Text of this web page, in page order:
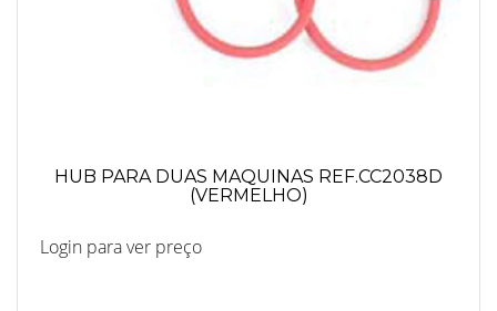
HUB PARA DUAS MAQUINAS REF.CC2038D
(VERMELHO)
Login para ver preço